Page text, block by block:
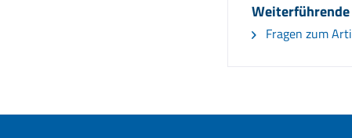
Fragen zum